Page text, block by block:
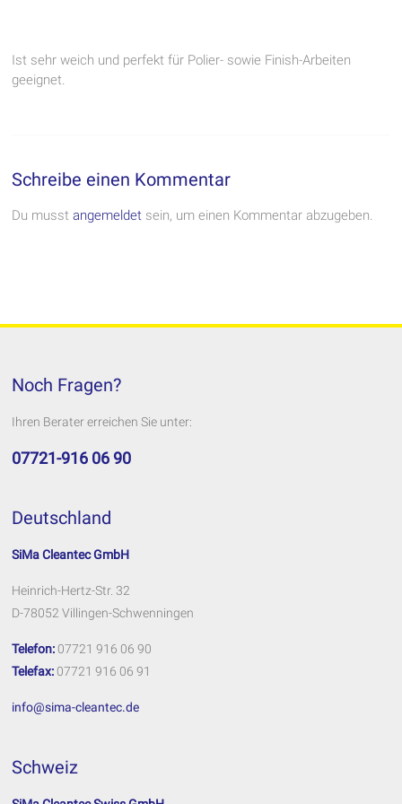
Ist sehr weich und perfekt für Polier- sowie Finish-Arbeiten
geeignet.
Schreibe einen Kommentar
Du musstangemeldet sein, um einen Kommentar abzugeben.
Noch Fragen?
Ihren Berater erreichen Sie unter:
07721-916 06 90
Deutschland
SiMa Cleantec GmbH
Heinrich-Hertz-Str. 32
D-78052 Villingen-Schwenningen
Telefon: 07721 916 06 90
Telefax: 07721 916 06 91
info@sima-cleantec.de
Schweiz